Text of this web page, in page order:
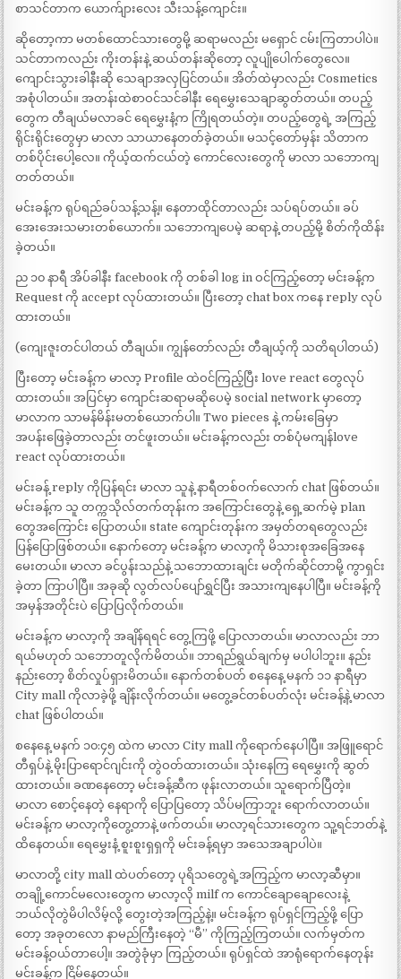
စာသင်တာက ယောက်ျားလေး သီးသန့်ကျောင်း။
ဆိုတော့ကာ မတစ်ထောင်သားတွေမို့ ဆရာမလည်း မရှောင် ငမ်းကြတာပါပဲ။
သင်တာကလည်း ကိုးတန်းနဲ့ ဆယ်တန်းဆိုတော့ လူပျိုပေါက်တွေလေ။
ကျောင်းသွားခါနီးဆို သေချာအလှပြင်တယ်။ အိတ်ထဲမှာလည်း Cosmetics
အစုံပါတယ်။ အတန်းထဲစာဝင်သင်ခါနီး ရေမွှေးသေချာဆွတ်တယ်။ တပည့်
တွေက တီချယ်မလာခင် ရေမွှေးနံ့က ကြိုရတယ်တဲ့။ တပည့်တွေရဲ့ အကြည့်
ရိုင်းရိုင်းတွေမှာ မာလာ သာယာနေတတ်ခဲ့တယ်။ မသင့်တော်မှန်း သိတာက
တစ်ပိုင်းပေါ့လေ။ ကိုယ့်ထက်ငယ်တဲ့ ကောင်လေးတွေကို မာလာ သဘောကျ
တတ်တယ်။
မင်းခန့်က ရုပ်ရည်ခပ်သန့်သန့်။ နေတာထိုင်တာလည်း သပ်ရပ်တယ်။ ခပ်
အေးအေးသမားတစ်ယောက်။ သဘောကျပေမဲ့ ဆရာနဲ့ တပည့်မို့ စိတ်ကိုထိန်း
ခဲ့တယ်။
ည ၁၀ နာရီ အိပ်ခါနီး facebook ကို တစ်ခါ log in ဝင်ကြည့်တော့ မင်းခန့်က
Request ကို accept လုပ်ထားတယ်။ ပြီးတော့ chat box ကနေ reply လုပ်
ထားတယ်။
(ကျေးဇူးတင်ပါတယ် တီချယ်။ ကျွန်တော်လည်း တီချယ့်ကို သတိရပါတယ်)
ပြီးတော့ မင်းခန့်က မာလာ့ Profile ထဲဝင်ကြည့်ပြီး love react တွေလုပ်
ထားတယ်။ အပြင်မှာ ကျောင်းဆရာမဆိုပေမဲ့ social network မှာတော့
မာလာက သာမန်မိန်းမတစ်ယောက်ပါ။ Two pieces နဲ့ ကမ်းခြေမှာ
အပန်းဖြေခဲ့တာလည်း တင်ဖူးတယ်။ မင်းခန့်ကလည်း တစ်ပုံမကျန်love
react လုပ်ထားတယ်။
မင်းခန့် reply ကိုပြန်ရင်း မာလာ သူနဲ့ နာရီတစ်ဝက်လောက် chat ဖြစ်တယ်။
မင်းခန့်က သူ တက္ကသိုလ်တက်တုန်းက အကြောင်းတွေနဲ့ ရှေ့ဆက်မဲ့ plan
တွေအကြောင်း ပြောတယ်။ state ကျောင်းတုန်းက အမှတ်တရတွေလည်း
ပြန်ပြောဖြစ်တယ်။ နောက်တော့ မင်းခန့်က မာလာ့ကို မိသားစုအခြေအနေ
မေးတယ်။ မာလာ ခင်ပွန်းသည်နဲ့ သဘောထားချင်း မတိုက်ဆိုင်တာမို့ ကွာရှင်း
ခဲ့တာ ကြာပါပြီ။ အခုဆို လွတ်လပ်ပျော်ရွှင်ပြီး အသားကျနေပါပြီ။ မင်းခန့်ကို
အမှန်အတိုင်းပဲ ပြောပြလိုက်တယ်။
မင်းခန့်က မာလာ့ကို အချိန်ရရင် တွေ့ကြဖို့ ပြောလာတယ်။ မာလာလည်း ဘာ
ရယ်မဟုတ် သဘောတူလိုက်မိတယ်။ ဘာရည်ရွယ်ချက်မှ မပါပါဘူး။ နည်း
နည်းတော့ စိတ်လှုပ်ရှားမိတယ်။ နောက်တစ်ပတ် စနေနေ့ မနက် ၁၁ နာရီမှာ
City mall ကိုလာခဲ့ဖို့ ချိန်းလိုက်တယ်။ မတွေ့ခင်တစ်ပတ်လုံး မင်းခန့်နဲ့ မာလာ
chat ဖြစ်ပါတယ်။
စနေနေ့ မနက် ၁၀:၄၅ ထဲက မာလာ City mall ကိုရောက်နေပါပြီ။ အဖြူရောင်
တီရှပ်နဲ့ မိုးပြာရောင်ဂျင်းကို တွဲဝတ်ထားတယ်။ သုံးနေကြ ရေမွှေးကို ဆွတ်
ထားတယ်။ ခဏနေတော့ မင်းခန့်ဆီက ဖုန်းလာတယ်။ သူရောက်ပြီတဲ့။
မာလာ စောင့်နေတဲ့ နေရာကို ပြောပြတော့ သိပ်မကြာဘူး ရောက်လာတယ်။
မင်းခန့်က မာလာ့ကိုတွေ့တာနဲ့ ဖက်တယ်။ မာလာ့ရင်သားတွေက သူ့ရင်ဘတ်နဲ့
ထိနေတယ်။ ရေမွှေးနံ့ စူးစူးရှရှကို မင်းခန့်ရမှာ အသေအချာပါပဲ။
မာလာတို့ city mall ထဲပတ်တော့ ပုရိသတွေရဲ့အကြည့်က မာလာ့ဆီမှာ။
တချို့ကောင်မလေးတွေက မာလာ့လို milf က ကောင်ချောချောလေးနဲ့
ဘယ်လိုတွဲမိပါလိမ့်လို့ တွေးတဲ့အကြည့်နဲ့။ မင်းခန့်က ရုပ်ရှင်ကြည့်ဖို့ ပြော
တော့ အခုတလော နာမည်ကြီးနေတဲ့ “မီ” ကိုကြည့်ကြတယ်။ လက်မှတ်က
မင်းခန့်ဝယ်တာပေါ့။ အတွဲခုံမှာ ကြည့်တယ်။ ရုပ်ရှင်ထဲ အာရုံရောက်နေတုန်း
မင်းခန့်က ငြိမ်နေတယ်။